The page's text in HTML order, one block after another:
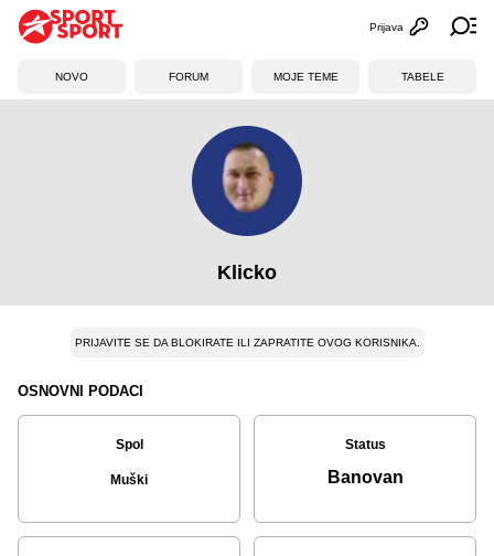
Otvori
Prijava
NOVO FORUM MOJE TEME TABELE
Klicko
PRIJAVITE SE DA BLOKIRATE ILI ZAPRATITE OVOG KORISNIKA.
OSNOVNI PODACI
Spol
Muški
Status
Banovan